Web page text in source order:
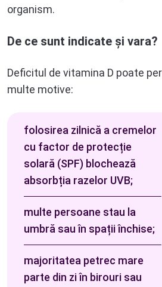
organism.
De ce sunt indicate și vara?
Deficitul de vitamina D poate
multe motive:
folosirea zilnică a cremelor
cu factor de protecție
solară (SPF) blochează
absorbția razelor UVB;
multe persoane stau la
umbră sau în spații închise;
majoritatea petrec mare
parte din zi în birouri sau